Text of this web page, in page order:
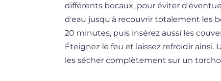
différents bocaux, pour éviter
d'eau jusqu'à recouvrir totalement les
20 minutes, puis insérez aussi les
Éteignez le feu et laissez refroidir ainsi.
les sécher complètement sur un